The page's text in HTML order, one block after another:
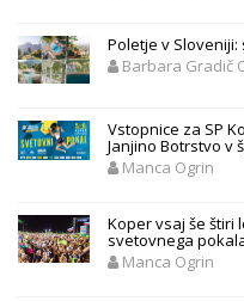
Poletje v Sloveniji:
Barbara Gradič
Vstopnice za SP
Janjino Botrstvo v
Manca Ogrin
Koper vsaj še štiri
svetovnega
Manca Ogrin